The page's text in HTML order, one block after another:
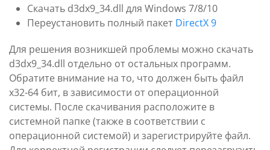
Скачать d3dx9_34.dll для Windows 7/8/10
Переустановить полный пакет DirectX 9
Для решения возникшей проблемы можно скачать
d3dx9_34.dll отдельно от остальных программ.
Обратите внимание на то, что должен быть файл
х32-64 бит, в зависимости от операционной
системы. После скачивания расположите в
системной папке (также в соответствии с
операционной системой) и зарегистрируйте файл.